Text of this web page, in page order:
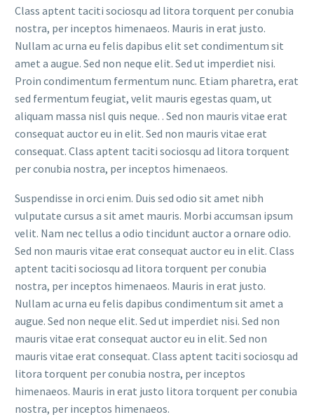
Class aptent taciti sociosqu ad litora torquent per conubia
nostra, per inceptos himenaeos. Mauris in erat justo.
Nullam ac urna eu felis dapibus elit set condimentum sit
amet a augue. Sed non neque elit. Sed ut imperdiet nisi.
Proin condimentum fermentum nunc. Etiam pharetra, erat
sed fermentum feugiat, velit mauris egestas quam, ut
aliquam massa nisl quis neque. . Sed non mauris vitae erat
consequat auctor eu in elit. Sed non mauris vitae erat
consequat. Class aptent taciti sociosqu ad litora torquent
per conubia nostra, per inceptos himenaeos.
Suspendisse in orci enim. Duis sed odio sit amet nibh
vulputate cursus a sit amet mauris. Morbi accumsan ipsum
velit. Nam nec tellus a odio tincidunt auctor a ornare odio.
Sed non mauris vitae erat consequat auctor eu in elit. Class
aptent taciti sociosqu ad litora torquent per conubia
nostra, per inceptos himenaeos. Mauris in erat justo.
Nullam ac urna eu felis dapibus condimentum sit amet a
augue. Sed non neque elit. Sed ut imperdiet nisi. Sed non
mauris vitae erat consequat auctor eu in elit. Sed non
mauris vitae erat consequat. Class aptent taciti sociosqu ad
litora torquent per conubia nostra, per inceptos
himenaeos. Mauris in erat justo litora torquent per conubia
nostra, per inceptos himenaeos.